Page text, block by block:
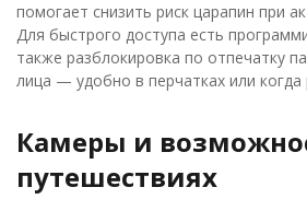
помогает снизить риск царапин при
Для быстрого доступа есть
также разблокировка по отпечатку
лица — удобно в перчатках или когда
Камеры и
путешествиях